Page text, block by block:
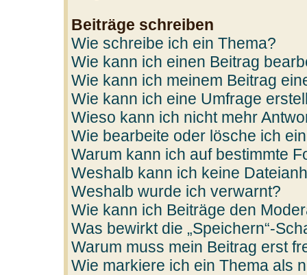
Beiträge schreiben
Wie schreibe ich ein Thema?
Wie kann ich einen Beitrag
Wie kann ich meinem Beitrag
Wie kann ich eine Umfrage
Wieso kann ich nicht mehr
Wie bearbeite oder lösche ich
Warum kann ich auf bestimmte
Weshalb kann ich keine
Weshalb wurde ich verwarnt?
Wie kann ich Beiträge den
Was bewirkt die „Speichern“-
Warum muss mein Beitrag erst
Wie markiere ich ein Thema als